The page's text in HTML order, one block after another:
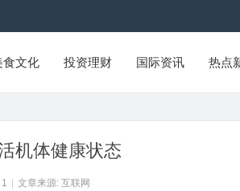
食文化 投资理财 国际资讯 热点
机体健康状态
1 文章来源: 互联网